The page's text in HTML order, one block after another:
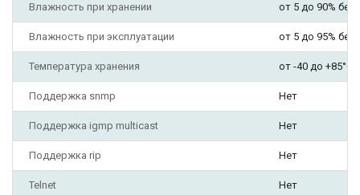
Влажность при хранении от 5 до 90% без
Влажность при эксплуатации от 5 до 95% без
Температура хранения от -40 до +85°С
Поддержка snmp Нет
Поддержка igmp multicast Нет
Поддержка rip Нет
Telnet Нет